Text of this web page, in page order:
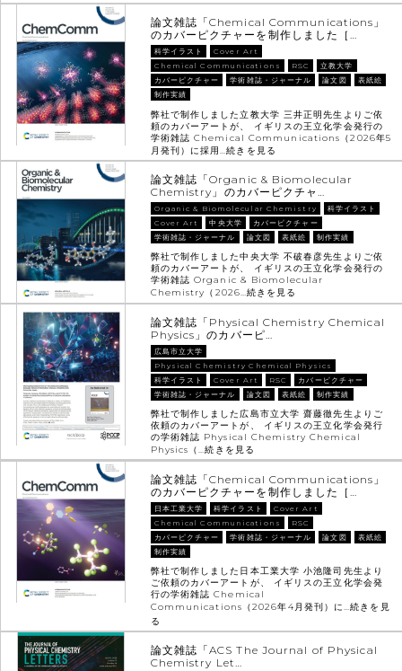
論文雑誌「Chemical Communications」
のカバーピクチャーを制作しました［…
科学イラスト
Cover Art
Chemical Communications
RSC
立教大学
カバーピクチャー
学術雑誌・ジャーナル 論文図
表紙絵
制作実績
弊社で制作しました立教大学 三井正明先生よりご依
頼のカバーアートが、 イギリスの王立化学会発行の
学術雑誌 Chemical Communications（2026年5
月発刊）に採用…続きを見る
論文雑誌「Organic & Biomolecular
Chemistry」のカバーピクチャ…
Organic & Biomolecular Chemistry
科学イラスト
Cover Art
中央大学
カバーピクチャー
学術雑誌・ジャーナル
論文図 表紙絵 制作実績
弊社で制作しました中央大学 不破春彦先生よりご依
頼のカバーアートが、 イギリスの王立化学会発行の
学術雑誌 Organic & Biomolecular
Chemistry（2026…続きを見る
論文雑誌「Physical Chemistry Chemical
Physics」のカバーピ…
広島市立大学
Physical Chemistry Chemical Physics
科学イラスト
Cover Art RSC
カバーピクチャー
学術雑誌・ジャーナル
論文図 表紙絵 制作実績
弊社で制作しました広島市立大学 齋藤徹先生よりご
依頼のカバーアートが、 イギリスの王立化学会発行
の学術雑誌 Physical Chemistry Chemical
Physics（…続きを見る
論文雑誌「Chemical Communications」
のカバーピクチャーを制作しました［…
日本工業大学 科学イラスト
Cover Art
Chemical Communications
RSC
カバーピクチャー
学術雑誌・ジャーナル 論文図
表紙絵
制作実績
弊社で制作しました日本工業大学 小池隆司先生より
ご依頼のカバーアートが、 イギリスの王立化学会発
行の学術雑誌 Chemical
Communications（2026年4月発刊）に…続きを見
る
論文雑誌「ACS The Journal of Physical
Chemistry Let…